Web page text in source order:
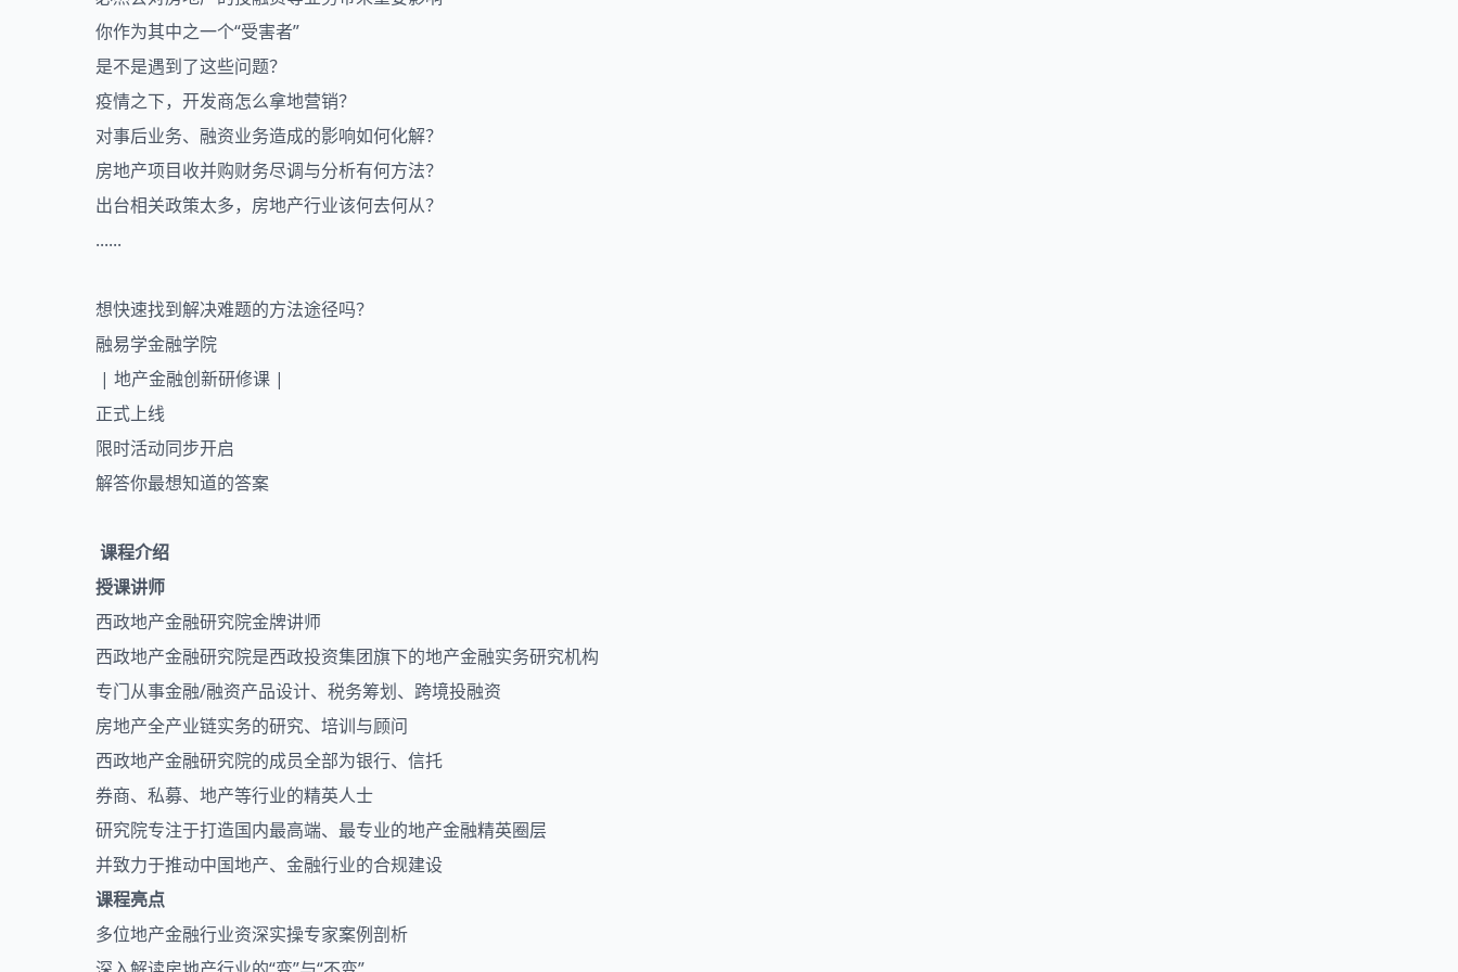
你作为其中之一个“受害者”
是不是遇到了这些问题？
疫情之下，开发商怎么拿地营销？
对事后业务、融资业务造成的影响如何化解？
房地产项目收并购财务尽调与分析有何方法？
出台相关政策太多，房地产行业该何去何从？
......
想快速找到解决难题的方法途径吗？
融易学金融学院
| 地产金融创新研修课 |
正式上线
限时活动同步开启
解答你最想知道的答案
课程介绍
授课讲师
西政地产金融研究院金牌讲师
西政地产金融研究院是西政投资集团旗下的地产金融实务研究机构
专门从事金融/融资产品设计、税务筹划、跨境投融资
房地产全产业链实务的研究、培训与顾问
西政地产金融研究院的成员全部为银行、信托
券商、私募、地产等行业的精英人士
研究院专注于打造国内最高端、最专业的地产金融精英圈层
并致力于推动中国地产、金融行业的合规建设
课程亮点
多位地产金融行业资深实操专家案例剖析